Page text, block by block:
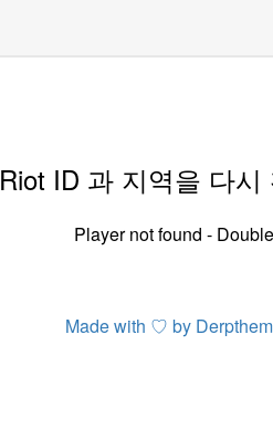
Riot ID 과 지역을 다
Player not found -
Made with ♡ by